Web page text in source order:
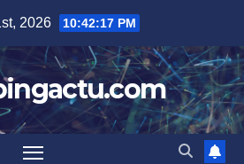
2026 10:42:18 PM